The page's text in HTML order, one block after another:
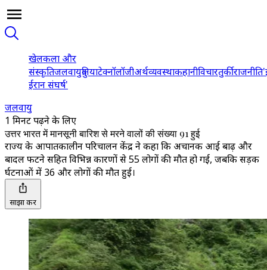
खेलकला और
संस्कृतिजलवायुदुनियाटेक्नॉलॉजीअर्थव्यवस्थाकहानीविचारतुर्कीराजनीति
ईरान संघर्ष'
जलवायु
1 मिनट पढ़ने के लिए
उत्तर भारत में मानसूनी बारिश से मरने वालों की संख्या 91 हुई
राज्य के आपातकालीन परिचालन केंद्र ने कहा कि अचानक आई बाढ़ और
बादल फटने सहित विभिन्न कारणों से 55 लोगों की मौत हो गई, जबकि सड़क
दुर्घटनाओं में 36 और लोगों की मौत हुई।
साझा करें